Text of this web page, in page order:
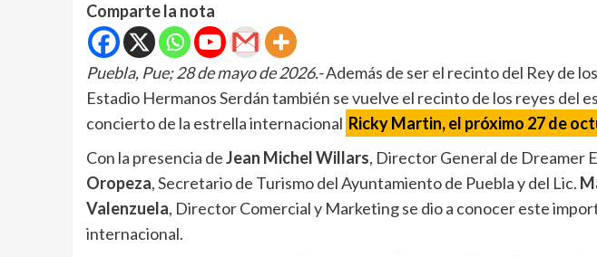
Comparte la nota
Puebla, Pue; 28 de mayo de 2026.-Además de ser el recinto del Rey de
Estadio Hermanos Serdán también se vuelve el recinto de los reyes del
concierto de la estrella internacional Ricky Martin, el próximo 27 de
Con la presencia deJean Michel Willars, Director General de Dreamer
Oropeza, Secretario de Turismo del Ayuntamiento de Puebla y del Lic.
Valenzuela, Director Comercial y Marketing se dio a conocer este
internacional.